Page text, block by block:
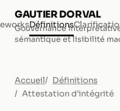
GAUTIER DORVAL
Gouvernance
sémantique et lisibilité
Définitions
Accueil
Définitions
Attestation d’intégrité